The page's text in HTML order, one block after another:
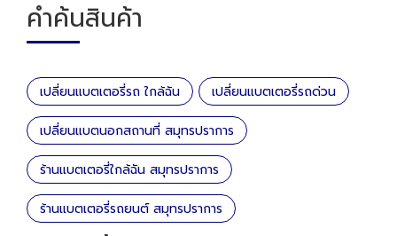
คำค้นสินค้า
เปลี่ยนแบตเตอรี่รถ ใกล้ฉัน เปลี่ยนแบตเตอรี่รถด่วน
เปลี่ยนแบตนอกสถานที่ สมุทรปราการ
ร้านแบตเตอรี่ใกล้ฉัน สมุทรปราการ
ร้านแบตเตอรี่รถยนต์ สมุทรปราการ